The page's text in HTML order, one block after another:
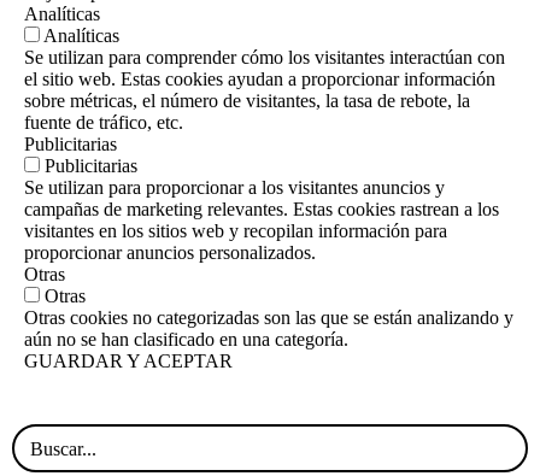
Analíticas
Analíticas
Se utilizan para comprender cómo los visitantes interactúan con
el sitio web. Estas cookies ayudan a proporcionar información
sobre métricas, el número de visitantes, la tasa de rebote, la
fuente de tráfico, etc.
Publicitarias
Publicitarias
Se utilizan para proporcionar a los visitantes anuncios y
campañas de marketing relevantes. Estas cookies rastrean a los
visitantes en los sitios web y recopilan información para
proporcionar anuncios personalizados.
Otras
Otras
Otras cookies no categorizadas son las que se están analizando y
aún no se han clasificado en una categoría.
GUARDAR Y ACEPTAR